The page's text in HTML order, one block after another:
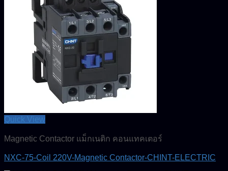
Quick View
Magnetic Contactor แม็กเนติก คอนแทคเตอร์
NXC-75-Coil 220V-Magnetic Contactor-CHINT-ELECTRIC